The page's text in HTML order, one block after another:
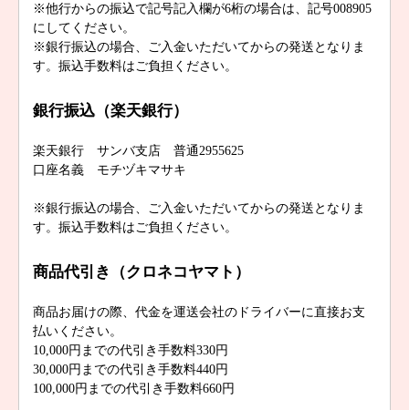
※他行からの振込で記号記入欄が6桁の場合は、記号008905
にしてください。
※銀行振込の場合、ご入金いただいてからの発送となりま
す。振込手数料はご負担ください。
銀行振込（楽天銀行）
楽天銀行 サンバ支店 普通2955625
口座名義 モチヅキマサキ
※銀行振込の場合、ご入金いただいてからの発送となりま
す。振込手数料はご負担ください。
商品代引き（クロネコヤマト）
商品お届けの際、代金を運送会社のドライバーに直接お支
払いください。
10,000円までの代引き手数料330円
30,000円までの代引き手数料440円
100,000円までの代引き手数料660円